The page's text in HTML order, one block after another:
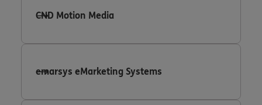
CND Motion Media
emarsys eMarketing Systems